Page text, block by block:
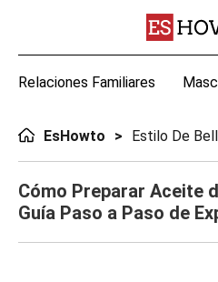
Relaciones Familiares
EsHowto Estilo De
Cómo Preparar Aceite
Guía Paso a Paso de